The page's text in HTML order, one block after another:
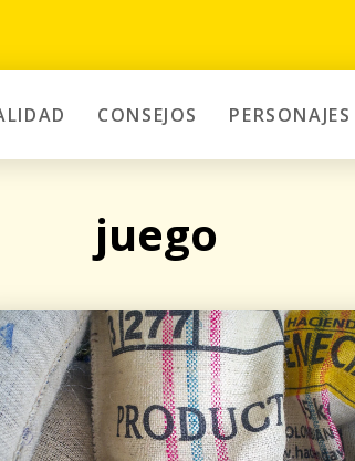
CONSEJOS PERSONAJES
juego